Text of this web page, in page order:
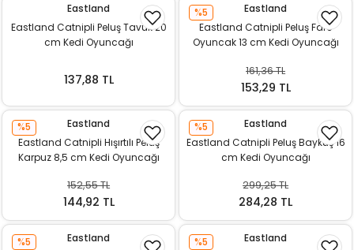
Eastland
Eastland Catnipli Peluş Tavuk 20
cm Kedi Oyuncağı
137,88 TL
%5
Eastland
Eastland Catnipli Peluş Fare
Oyuncak 13 cm Kedi Oyuncağı
161,36 TL
153,29 TL
%5
Eastland
Eastland Catnipli Hışırtılı Peluş
Karpuz 8,5 cm Kedi Oyuncağı
152,55 TL
144,92 TL
%5
Eastland
Eastland Catnipli Peluş Baykuş 16
cm Kedi Oyuncağı
299,25 TL
284,28 TL
%5
Eastland
%5
Eastland